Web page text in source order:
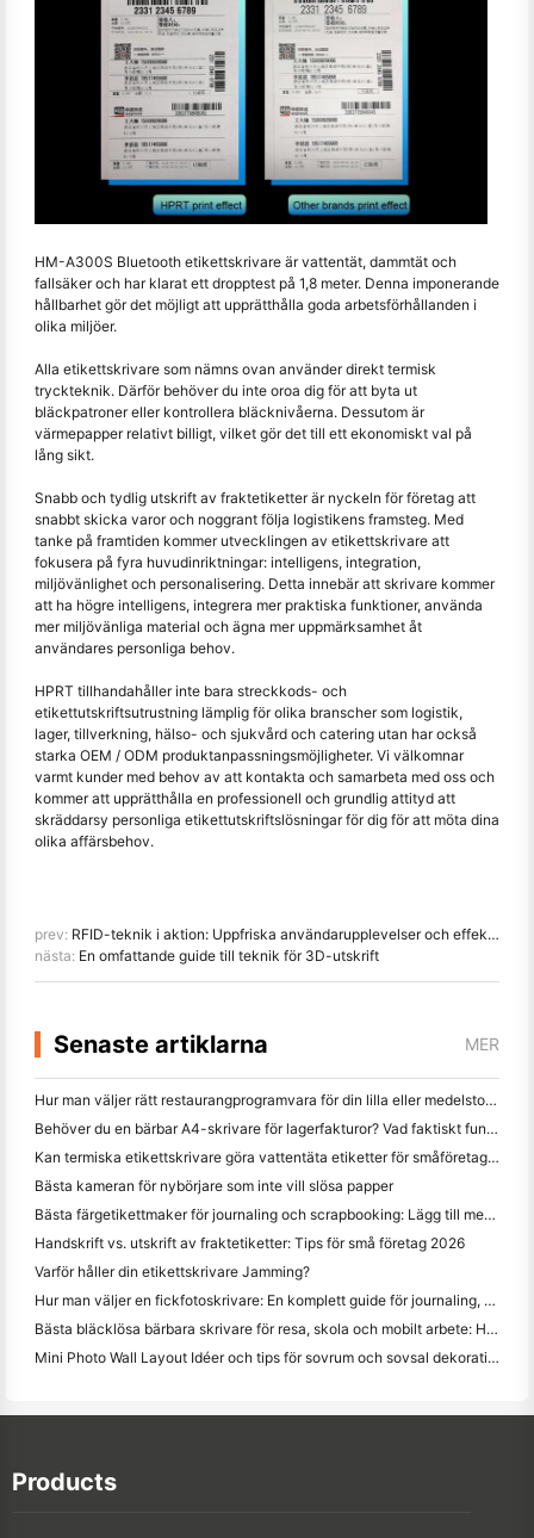
HM-A300S Bluetooth etikettskrivare är vattentät, dammtät och
fallsäker och har klarat ett dropptest på 1,8 meter. Denna imponerande
hållbarhet gör det möjligt att upprätthålla goda arbetsförhållanden i
olika miljöer.
Alla etikettskrivare som nämns ovan använder direkt termisk
tryckteknik. Därför behöver du inte oroa dig för att byta ut
bläckpatroner eller kontrollera bläcknivåerna. Dessutom är
värmepapper relativt billigt, vilket gör det till ett ekonomiskt val på
lång sikt.
Snabb och tydlig utskrift av fraktetiketter är nyckeln för företag att
snabbt skicka varor och noggrant följa logistikens framsteg. Med
tanke på framtiden kommer utvecklingen av etikettskrivare att
fokusera på fyra huvudinriktningar: intelligens, integration,
miljövänlighet och personalisering. Detta innebär att skrivare kommer
att ha högre intelligens, integrera mer praktiska funktioner, använda
mer miljövänliga material och ägna mer uppmärksamhet åt
användares personliga behov.
HPRT tillhandahåller inte bara streckkods- och
etikettutskriftsutrustning lämplig för olika branscher som logistik,
lager, tillverkning, hälso- och sjukvård och catering utan har också
starka OEM / ODM produktanpassningsmöjligheter. Vi välkomnar
varmt kunder med behov av att kontakta och samarbeta med oss och
kommer att upprätthålla en professionell och grundlig attityd att
skräddarsy personliga etikettutskriftslösningar för dig för att möta dina
olika affärsbehov.
prev: RFID-teknik i aktion: Uppfriska användarupplevelser och effektivisera hanteringen i bibliotek
nästa: En omfattande guide till teknik för 3D-utskrift
Senaste artiklarna MER
Hur man väljer rätt restaurangprogramvara för din lilla eller medelstora restaurang
Behöver du en bärbar A4-skrivare för lagerfakturor? Vad faktiskt fungerar
Kan termiska etikettskrivare göra vattentäta etiketter för småföretagsprodukter?
Bästa kameran för nybörjare som inte vill slösa papper
Bästa färgetikettmaker för journaling och scrapbooking: Lägg till mer färg på varje sida
Handskrift vs. utskrift av fraktetiketter: Tips för små företag 2026
Varför håller din etikettskrivare Jamming?
Hur man väljer en fickfotoskrivare: En komplett guide för journaling, resor och iPhone-användare
Bästa bläcklösa bärbara skrivare för resa, skola och mobilt arbete: Hanin MT620 Pro Review
Mini Photo Wall Layout Idéer och tips för sovrum och sovsal dekoration
Products